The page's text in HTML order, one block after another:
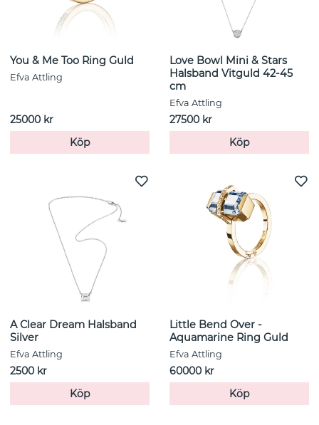
You & Me Too Ring Guld
Efva Attling
25000 kr
Köp
Love Bowl Mini & Stars
Halsband Vitguld 42-45
cm
Efva Attling
27500 kr
Köp
A Clear Dream Halsband
Silver
Efva Attling
2500 kr
Köp
Little Bend Over -
Aquamarine Ring Guld
Efva Attling
60000 kr
Köp